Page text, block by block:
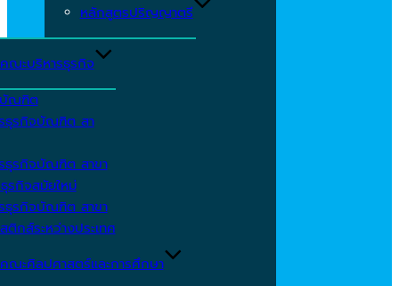
หลักสูตรปริญญาตรี
คณะบริหารธุรกิจ
ณฑิต
ธุรกิจบัณฑิต สา
ธุรกิจบัณฑิต สาขา
รกิจสมัยใหม่
ธุรกิจบัณฑิต สาขา
ติกส์ระหว่างประเทศ
คณะศิลปศาสตร์และการศึกษา